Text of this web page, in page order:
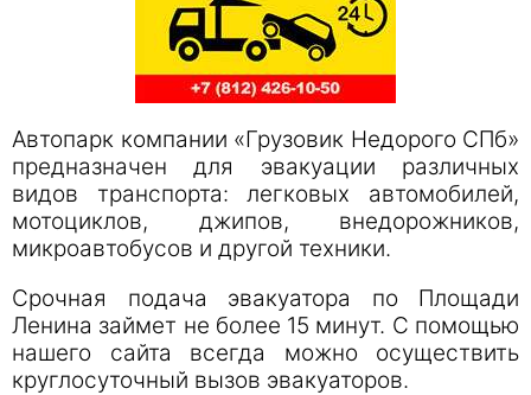
Автопарк компании «Грузовик Недорого СПб»
предназначен для эвакуации различных
видов транспорта: легковых автомобилей,
мотоциклов, джипов, внедорожников,
микроавтобусов и другой техники.
Срочная подача эвакуатора по Площади
Ленина займет не более 15 минут. С помощью
нашего сайта всегда можно осуществить
круглосуточный вызов эвакуаторов.